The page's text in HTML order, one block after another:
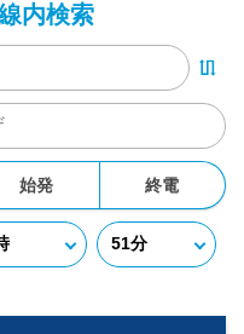
内検索
始発 終電